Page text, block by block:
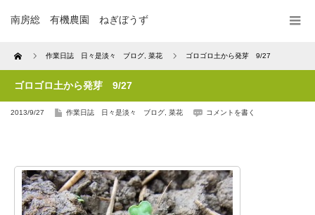
南房総 有機農園 ねぎぼうず
Home 作業日誌 日々是淡々 ブログ 菜花 ゴロゴロ土から発芽 9/27
ゴロゴロ土から発芽 9/27
2013/9/27 作業日誌 日々是淡々 ブログ 菜花 コメントを書く